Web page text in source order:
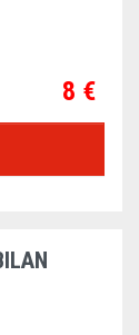
Prix
8 €